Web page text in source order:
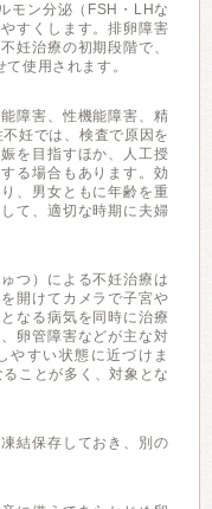
モン分泌（FSH・LHな
すくします。排卵障害
妊治療の初期段階で、
使用されます。
障害、性機能障害、精
妊では、検査で原因を
を目指すほか、人工授
る場合もあります。効
、男女ともに年齢を重
て、適切な時期に夫婦
つ）による不妊治療は
開けてカメラで子宮や
なる病気を同時に治療
卵管障害などが主な対
やすい状態に近づけま
ことが多く、対象とな
結保存しておき、別の